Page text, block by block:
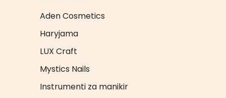
Aden Cosmetics
Haryjama
LUX Craft
Mystics Nails
Instrumenti za manikir